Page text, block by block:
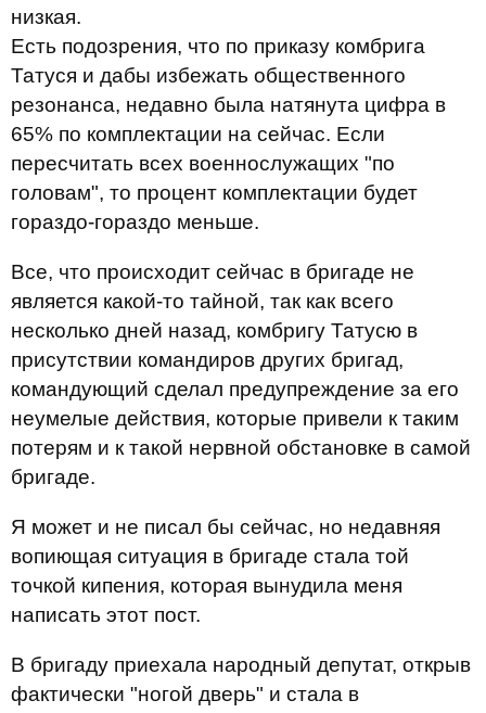
низкая.
Есть подозрения, что по приказу комбрига
Татуся и дабы избежать общественного
резонанса, недавно была натянута цифра в
65% по комплектации на сейчас. Если
пересчитать всех военнослужащих "по
головам", то процент комплектации будет
гораздо-гораздо меньше.
Все, что происходит сейчас в бригаде не
является какой-то тайной, так как всего
несколько дней назад, комбригу Татусю в
присутствии командиров других бригад,
командующий сделал предупреждение за его
неумелые действия, которые привели к таким
потерям и к такой нервной обстановке в самой
бригаде.
Я может и не писал бы сейчас, но недавняя
вопиющая ситуация в бригаде стала той
точкой кипения, которая вынудила меня
написать этот пост.
В бригаду приехала народный депутат, открыв
фактически "ногой дверь" и стала в